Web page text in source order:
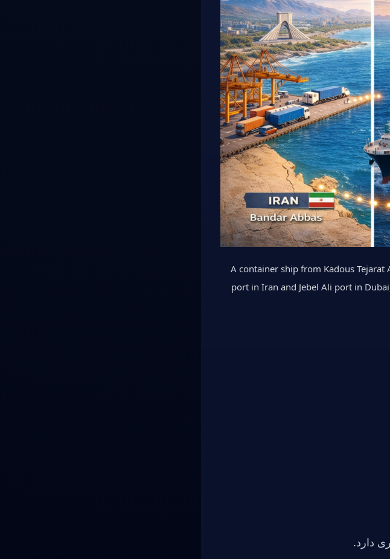
A container ship from Kadous Tejarat
port in Iran and Jebel Ali port in
دارد.